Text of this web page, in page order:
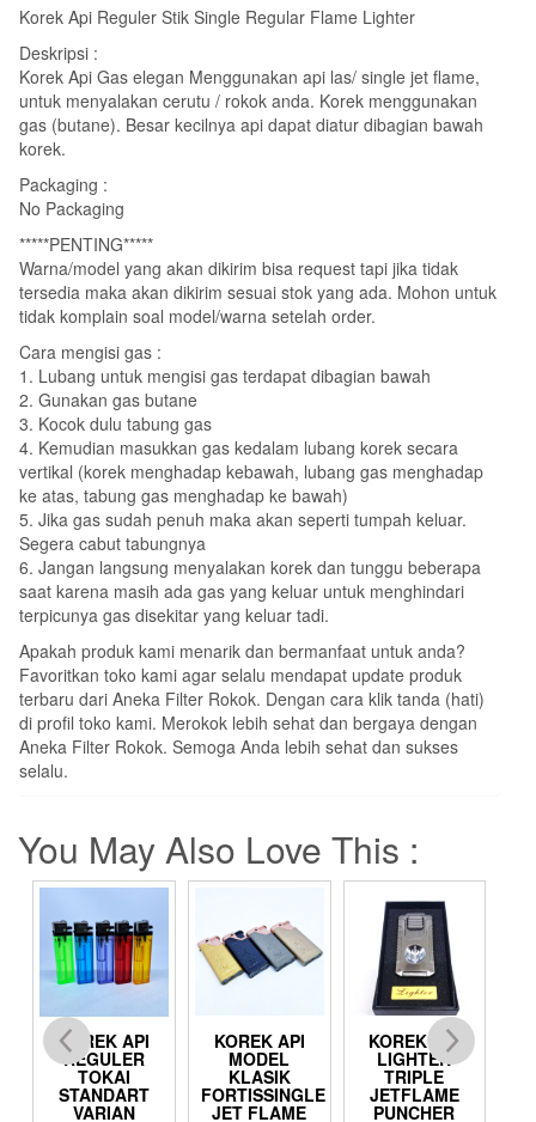
Korek Api Reguler Stik Single Regular Flame Lighter
Deskripsi :
Korek Api Gas elegan Menggunakan api las/ single jet flame,
untuk menyalakan cerutu / rokok anda. Korek menggunakan
gas (butane). Besar kecilnya api dapat diatur dibagian bawah
korek.
Packaging :
No Packaging
*****PENTING*****
Warna/model yang akan dikirim bisa request tapi jika tidak
tersedia maka akan dikirim sesuai stok yang ada. Mohon untuk
tidak komplain soal model/warna setelah order.
Cara mengisi gas :
1. Lubang untuk mengisi gas terdapat dibagian bawah
2. Gunakan gas butane
3. Kocok dulu tabung gas
4. Kemudian masukkan gas kedalam lubang korek secara
vertikal (korek menghadap kebawah, lubang gas menghadap
ke atas, tabung gas menghadap ke bawah)
5. Jika gas sudah penuh maka akan seperti tumpah keluar.
Segera cabut tabungnya
6. Jangan langsung menyalakan korek dan tunggu beberapa
saat karena masih ada gas yang keluar untuk menghindari
terpicunya gas disekitar yang keluar tadi.
Apakah produk kami menarik dan bermanfaat untuk anda?
Favoritkan toko kami agar selalu mendapat update produk
terbaru dari Aneka Filter Rokok. Dengan cara klik tanda (hati)
di profil toko kami. Merokok lebih sehat dan bergaya dengan
Aneka Filter Rokok. Semoga Anda lebih sehat dan sukses
selalu.
You May Also Love This :
KOREK API
REGULER
TOKAI
STANDART
VARIAN
KOREK API
MODEL
KLASIK
FORTISSINGLE
JET FLAME
KOREK API
LIGHTER
TRIPLE
JETFLAME
PUNCHER